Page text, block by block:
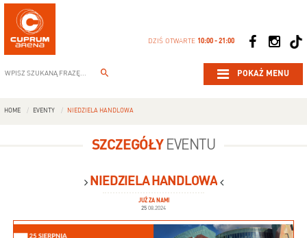
DZIŚ OTWARTE 10:00 - 21:00
POKAŻ MENU
HOME EVENTY NIEDZIELA HANDLOWA
SZCZEGÓŁYEVENTU
NIEDZIELA HANDLOWA
JUŻ ZA NAMI
25 08.2024